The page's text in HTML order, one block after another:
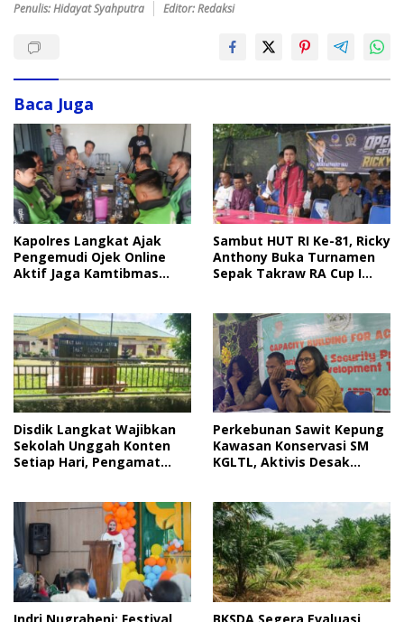
Penulis: Hidayat Syahputra Editor: Redaksi
Baca Juga
Kapolres Langkat Ajak
Pengemudi Ojek Online
Aktif Jaga Kamtibmas
Sambut HUT RI Ke-81, Ricky
Anthony Buka Turnamen
Sepak Takraw RA Cup I
Disdik Langkat Wajibkan
Sekolah Unggah Konten
Setiap Hari, Pengamat
Perkebunan Sawit Kepung
Kawasan Konservasi SM
KGLTL, Aktivis Desak
Indri Nugraheni: Festival BKSDA Segera Evaluasi